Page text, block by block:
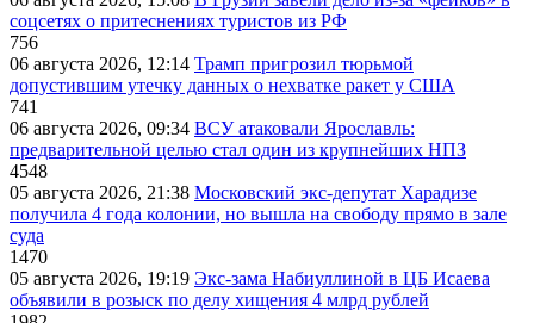
соцсетях о притеснениях туристов из РФ
756
06 августа 2026, 12:14 Трамп пригрозил тюрьмой
допустившим утечку данных о нехватке ракет у США
741
06 августа 2026, 09:34 ВСУ атаковали Ярославль:
предварительной целью стал один из крупнейших НПЗ
4548
05 августа 2026, 21:38 Московский экс-депутат Харадизе
получила 4 года колонии, но вышла на свободу прямо в зале
суда
1470
05 августа 2026, 19:19 Экс-зама Набиуллиной в ЦБ Исаева
объявили в розыск по делу хищения 4 млрд рублей